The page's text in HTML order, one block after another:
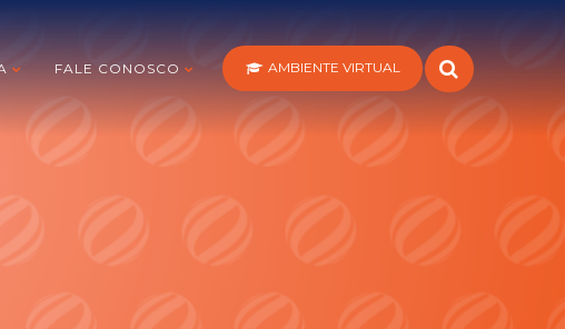
FALE CONOSCO AMBIENTE VIRTUAL